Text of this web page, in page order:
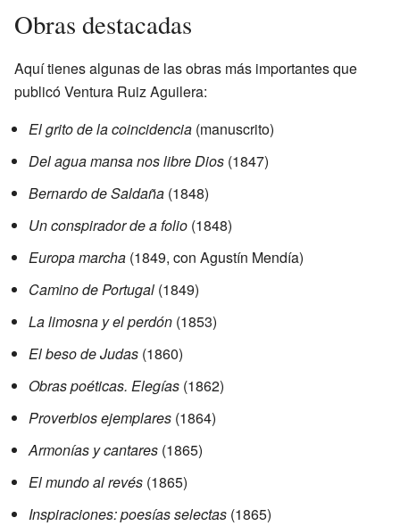
Obras destacadas
Aquí tienes algunas de las obras más importantes que
publicó Ventura Ruiz Aguilera:
El grito de la coincidencia (manuscrito)
Del agua mansa nos libre Dios (1847)
Bernardo de Saldaña (1848)
Un conspirador de a folio (1848)
Europa marcha (1849, con Agustín Mendía)
Camino de Portugal (1849)
La limosna y el perdón (1853)
El beso de Judas (1860)
Obras poéticas. Elegías (1862)
Proverbios ejemplares (1864)
Armonías y cantares (1865)
El mundo al revés (1865)
Inspiraciones: poesías selectas (1865)